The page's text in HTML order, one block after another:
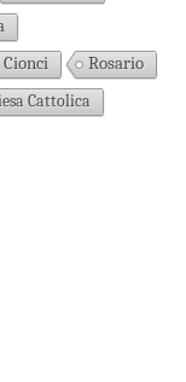
Rosario
Cattolica